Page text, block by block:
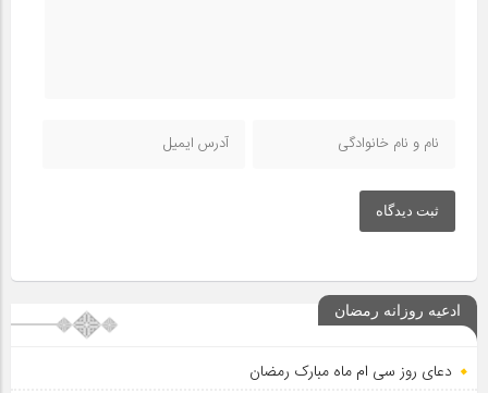
ثبت دیدگاه
ادعیه روزانه رمضان
دعای روز سی ام ماه مبارک رمضان